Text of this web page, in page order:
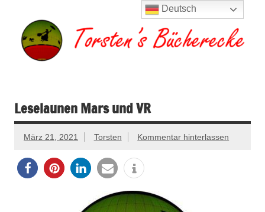
springen
Leselaunen Mars und VR
März 21, 2021 Torsten Kommentar hinterlassen
Deutsch